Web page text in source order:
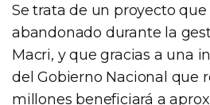
Se trata de un proyecto
abandonado durante la
Macri, y que gracias a una
del Gobierno Nacional que
millones beneficiará a